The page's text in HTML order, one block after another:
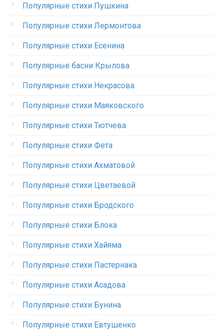
Популярные стихи Пушкина
Популярные стихи Лермонтова
Популярные стихи Есенина
Популярные басни Крылова
Популярные стихи Некрасова
Популярные стихи Маяковского
Популярные стихи Тютчева
Популярные стихи Фета
Популярные стихи Ахматовой
Популярные стихи Цветаевой
Популярные стихи Бродского
Популярные стихи Блока
Популярные стихи Хайяма
Популярные стихи Пастернака
Популярные стихи Асадова
Популярные стихи Бунина
Популярные стихи Евтушенко